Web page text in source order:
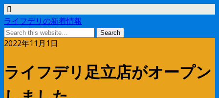
ライフデリの新着情報
2022年11月1日
ライフデリ足立店がオープン